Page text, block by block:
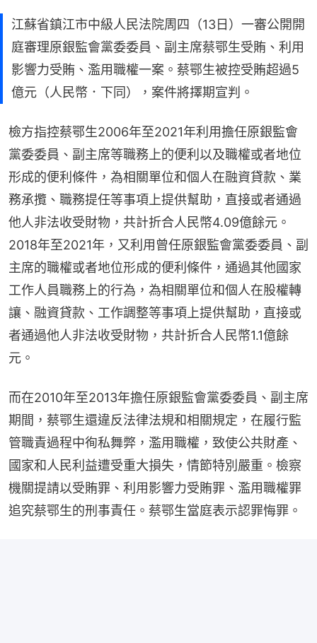
江蘇省鎮江市中級人民法院周四（13日）一審公開開
庭審理原銀監會黨委委員、副主席蔡鄂生受賄、利用
影響力受賄、濫用職權一案。蔡鄂生被控受賄超過5
億元（人民幣．下同），案件將擇期宣判。
檢方指控蔡鄂生2006年至2021年利用擔任原銀監會
黨委委員、副主席等職務上的便利以及職權或者地位
形成的便利條件，為相關單位和個人在融資貸款、業
務承攬、職務提任等事項上提供幫助，直接或者通過
他人非法收受財物，共計折合人民幣4.09億餘元。
2018年至2021年，又利用曾任原銀監會黨委委員、副
主席的職權或者地位形成的便利條件，通過其他國家
工作人員職務上的行為，為相關單位和個人在股權轉
讓、融資貸款、工作調整等事項上提供幫助，直接或
者通過他人非法收受財物，共計折合人民幣1.1億餘
元。
而在2010年至2013年擔任原銀監會黨委委員、副主席
期間，蔡鄂生還違反法律法規和相關規定，在履行監
管職責過程中徇私舞弊，濫用職權，致使公共財產、
國家和人民利益遭受重大損失，情節特別嚴重。檢察
機關提請以受賄罪、利用影響力受賄罪、濫用職權罪
追究蔡鄂生的刑事責任。蔡鄂生當庭表示認罪悔罪。